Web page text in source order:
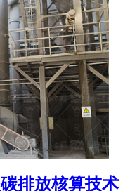
排放核算技术